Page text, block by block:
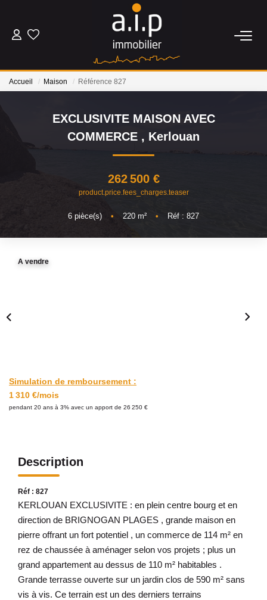
ACHETER
ESTIMER
Accueil Maison Référence 827
EXCLUSIVITE MAISON AVEC
COMMERCE , Kerlouan
262 500 €
product.price.fees_charges.teaser
6 pièce(s) • 220 m² • Réf : 827
A vendre
Simulation de remboursement :
1 310 €/mois
pendant 20 ans à 3% avec un apport de 26 250 €
Description
Réf : 827
KERLOUAN EXCLUSIVITE : en plein centre bourg et en
direction de BRIGNOGAN PLAGES , grande maison en
pierre offrant un fort potentiel , un commerce de 114 m² en
rez de chaussée à aménager selon vos projets ; plus un
grand appartement au dessus de 110 m² habitables .
Grande terrasse ouverte sur un jardin clos de 590 m² sans
vis à vis. Ce terrain est un des derniers terrains